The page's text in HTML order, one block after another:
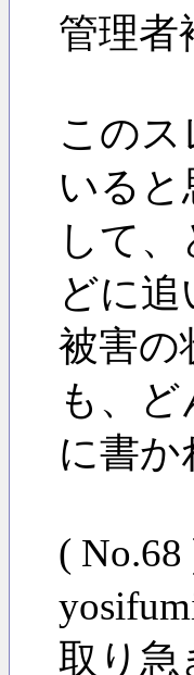
管理者
この
いる
して
どに
被害の
も、
に書か
(
取り急